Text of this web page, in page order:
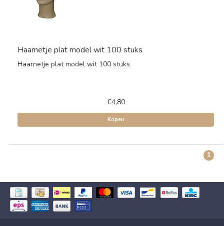
Haarnetje plat model wit 100 stuks
Haarnetje plat model wit 100 stuks
€4,80
Kopen
1